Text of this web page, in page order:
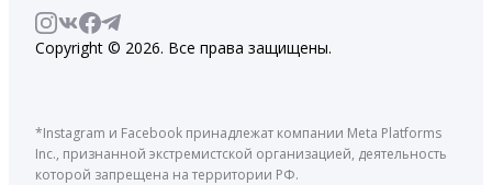
Copyright © 2026. Все права защищены.
*Instagram и Facebook принадлежат компании Meta Platforms
Inc., признанной экстремистской организацией, деятельность
которой запрещена на территории РФ.